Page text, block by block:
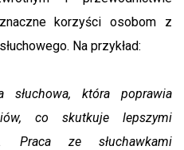
korzyści osobom z
Na przykład:
słuchowa, która poprawia
co skutkuje lepszymi
Praca ze słuchawkami